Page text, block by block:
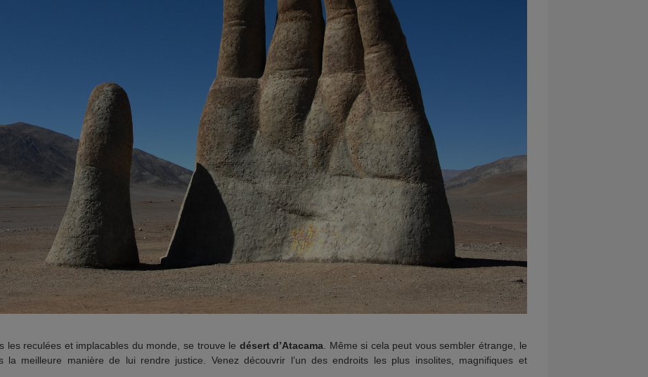
les reculées et implacables du monde, se trouve le désert d’Atacama . Même si cela peut vous sembler étrange, le
la meilleure manière de lui rendre justice. Venez découvrir l’un des endroits les plus insolites, magnifiques et